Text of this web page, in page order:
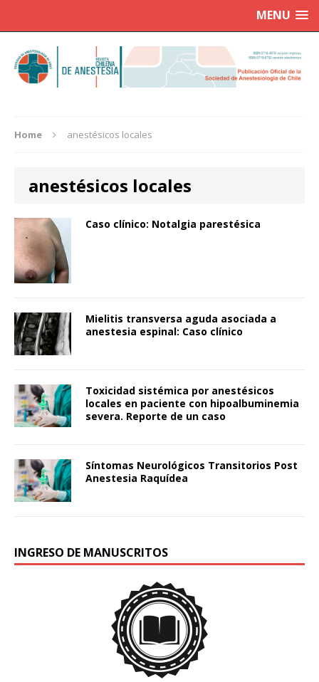
MENU
Home anestésicos locales
anestésicos locales
Caso clínico: Notalgia parestésica
Mielitis transversa aguda asociada a
anestesia espinal: Caso clínico
Toxicidad sistémica por anestésicos
locales en paciente con hipoalbuminemia
severa. Reporte de un caso
Síntomas Neurológicos Transitorios Post
Anestesia Raquídea
INGRESO DE MANUSCRITOS